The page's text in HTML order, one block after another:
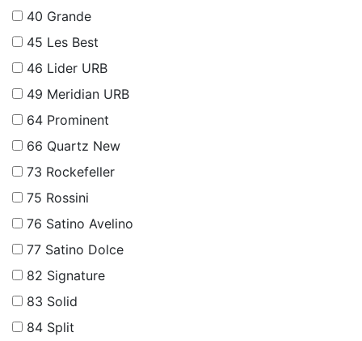
40 Grande
45 Les Best
46 Lider URB
49 Meridian URB
64 Prominent
66 Quartz New
73 Rockefeller
75 Rossini
76 Satino Avelino
77 Satino Dolce
82 Signature
83 Solid
84 Split